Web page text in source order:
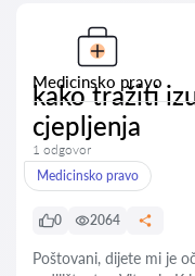
Medicinsko pravo
kako tražiti
cjepljenja
1 odgovor
Medicinsko pravo
0 2064
Poštovani, dijete mi je